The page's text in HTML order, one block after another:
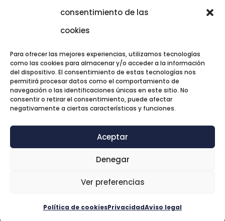
consentimiento de las
cookies
Para ofrecer las mejores experiencias, utilizamos tecnologías
como las cookies para almacenar y/o acceder a la información
del dispositivo. El consentimiento de estas tecnologías nos
permitirá procesar datos como el comportamiento de
navegación o las identificaciones únicas en este sitio. No
consentir o retirar el consentimiento, puede afectar
negativamente a ciertas características y funciones.
Aceptar
Denegar
Ver preferencias
Política de cookiesPrivacidadAviso legal
TRATAMIENTOS DESTACADOS
© Codex Psicología |
legales
Diseño y optimización por MS